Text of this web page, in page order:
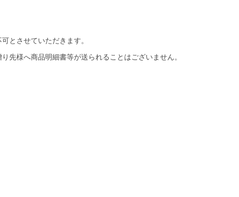
とさせていただきます。
先様へ商品明細書等が送られることはございません。